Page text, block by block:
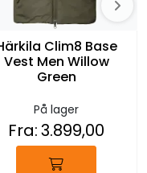
Clim8 Base
Vest Men Willow
Green
På lager
Fra:3.899,00